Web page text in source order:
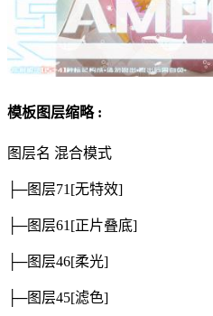
模板图层缩略 :
图层名 混合模式
├─图层71 [无特效]
├─图层61 [正片叠底]
├─图层46[柔光]
├─图层45[滤色]